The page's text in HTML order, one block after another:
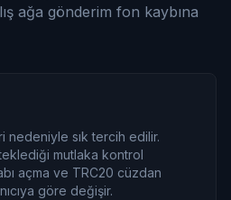
ağa gönderim fon kaybına
nedeniyle sık tercih edilir.
mutlaka kontrol
açma ve TRC20 cüzdan
göre değişir.